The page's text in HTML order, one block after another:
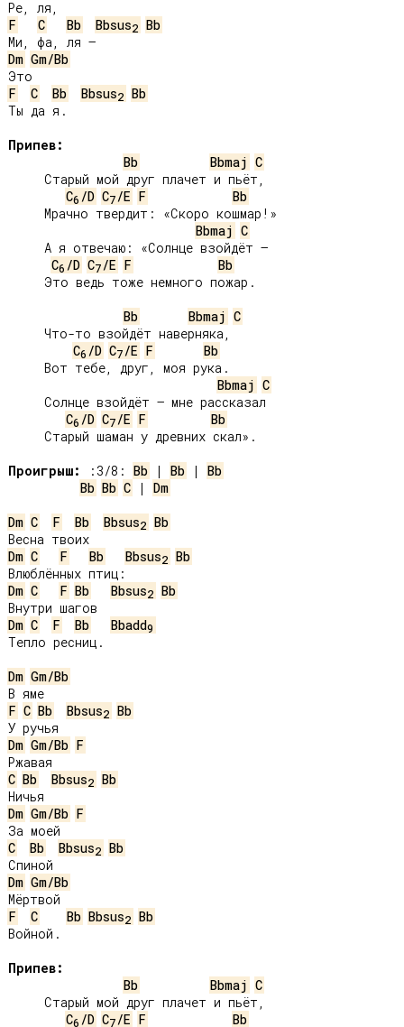
F
C Bb Bbsus2 Bb
Dm Gm/Bb
F
C Bb Bbsus2 Bb
Ты да я.
Припев:
Bb
Bbmaj C
C6 /D C7/E F
Bb
Bbmaj C
C6 /D C7/E F
Bb
Bb
Bbmaj C
C6 /D C7/E F
Bb
Bbmaj C
C6 /D C7/E F
Bb
Проигрыш:
:3/8: Bb | Bb | Bb
Bb Bb C | Dm
Dm C F Bb Bbsus2 Bb
Dm C F Bb Bbsus2 Bb
Dm C F Bb Bbsus2 Bb
Dm C F Bb Bbadd9
Тепло ресниц.
Dm Gm/Bb
F C Bb Bbsus2 Bb
Dm Gm/Bb F
C Bb Bbsus2 Bb
Dm Gm/Bb F
C
Bb Bbsus2 Bb
Dm Gm/Bb
F
C Bb Bbsus2 Bb
Войной.
Припев:
Bb
Bbmaj C
C6 /D C7/E F Bb